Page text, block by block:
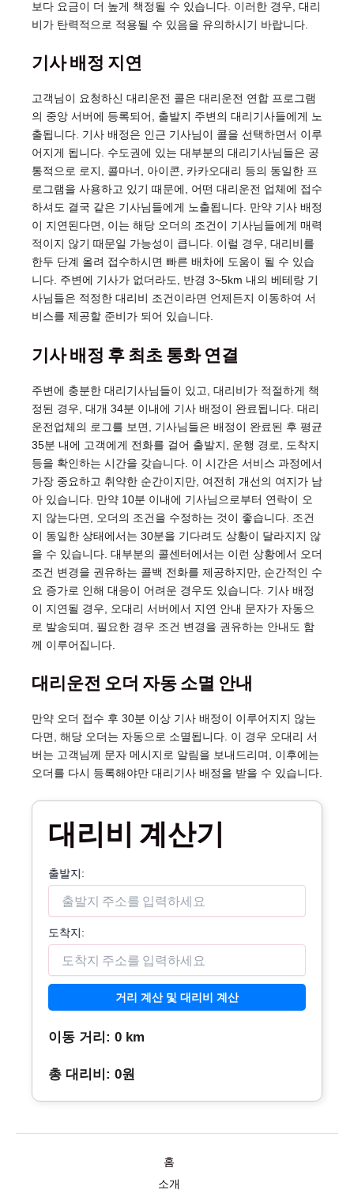
보다 요금이 더 높게 책정될 수 있습니다. 이러한 경우, 대리
비가 탄력적으로 적용될 수 있음을 유의하시기 바랍니다.
기사 배정 지연
고객님이 요청하신 대리운전 콜은 대리운전 연합 프로그램
의 중앙 서버에 등록되어, 출발지 주변의 대리기사들에게 노
출됩니다. 기사 배정은 인근 기사님이 콜을 선택하면서 이루
어지게 됩니다. 수도권에 있는 대부분의 대리기사님들은 공
통적으로 로지, 콜마너, 아이콘, 카카오대리 등의 동일한 프
로그램을 사용하고 있기 때문에, 어떤 대리운전 업체에 접수
하셔도 결국 같은 기사님들에게 노출됩니다. 만약 기사 배정
이 지연된다면, 이는 해당 오더의 조건이 기사님들에게 매력
적이지 않기 때문일 가능성이 큽니다. 이럴 경우, 대리비를
한두 단계 올려 접수하시면 빠른 배차에 도움이 될 수 있습
니다. 주변에 기사가 없더라도, 반경 3~5km 내의 베테랑 기
사님들은 적정한 대리비 조건이라면 언제든지 이동하여 서
비스를 제공할 준비가 되어 있습니다.
기사 배정 후 최초 통화 연결
주변에 충분한 대리기사님들이 있고, 대리비가 적절하게 책
정된 경우, 대개 34분 이내에 기사 배정이 완료됩니다. 대리
운전업체의 로그를 보면, 기사님들은 배정이 완료된 후 평균
35분 내에 고객에게 전화를 걸어 출발지, 운행 경로, 도착지
등을 확인하는 시간을 갖습니다. 이 시간은 서비스 과정에서
가장 중요하고 취약한 순간이지만, 여전히 개선의 여지가 남
아 있습니다. 만약 10분 이내에 기사님으로부터 연락이 오
지 않는다면, 오더의 조건을 수정하는 것이 좋습니다. 조건
이 동일한 상태에서는 30분을 기다려도 상황이 달라지지 않
을 수 있습니다. 대부분의 콜센터에서는 이런 상황에서 오더
조건 변경을 권유하는 콜백 전화를 제공하지만, 순간적인 수
요 증가로 인해 대응이 어려운 경우도 있습니다. 기사 배정
이 지연될 경우, 오대리 서버에서 지연 안내 문자가 자동으
로 발송되며, 필요한 경우 조건 변경을 권유하는 안내도 함
께 이루어집니다.
대리운전 오더 자동 소멸 안내
만약 오더 접수 후 30분 이상 기사 배정이 이루어지지 않는
다면, 해당 오더는 자동으로 소멸됩니다. 이 경우 오대리 서
버는 고객님께 문자 메시지로 알림을 보내드리며, 이후에는
오더를 다시 등록해야만 대리기사 배정을 받을 수 있습니다.
대리비 계산기
출발지:
도착지:
거리 계산 및 대리비 계산
이동 거리: 0 km
총 대리비: 0원
홈
소개